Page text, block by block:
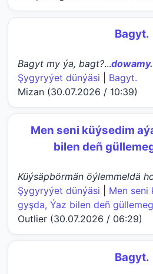
Bagyt.
Bagyt my ýa, bagt?...
Şygyryýet dünýäsi
Bagyt.
Mizan (30.07.2026 / 10:39)
Men seni küýsedim
bilen deñ
Küýsäpbörmän öýlemmeldä
Şygyryýet dünýäsi
Men seni
gyşda, Ýaz bilen deñ
Outlier (30.07.2026 / 06:29)
Bagyt.